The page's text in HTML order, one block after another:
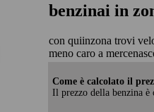
benzinai in
con quiinzona trovi
meno caro a
Come è calcolato il
Il prezzo della benzina